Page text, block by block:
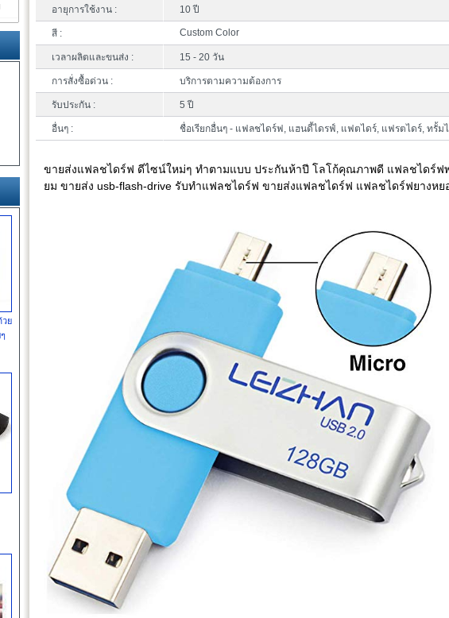
อายุการใช้งาน : 10 ปี
สี : Custom Color
เวลาผลิตและขนส่ง : 15 - 20 วัน
การสั่งซื้อด่วน : บริการตามความต้องการ
รับประกัน : 5 ปี
อื่นๆ : ชื่อเรียกอื่นๆ - แฟลชไดร์ฟ, แฮนดี้ไดรฟ์, แฟตไดร์, แฟรตไดร์, ทรั้ม
ขายส่งแฟลชไดร์ฟ ดีไซน์ใหม่ๆ ทำตามแบบ ประกันห้าปี โลโก้คุณภาพดี แฟลชไดร์ฟ
ยม ขายส่ง usb-flash-drive รับทำแฟลชไดร์ฟ ขายส่งแฟลชไดร์ฟ แฟลชไดร์ฟยางหย
วย